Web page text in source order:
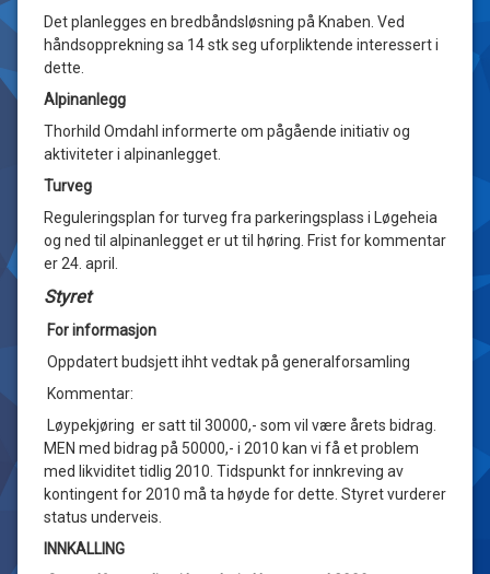
Det planlegges en bredbåndsløsning på Knaben. Ved
håndsopprekning sa 14 stk seg uforpliktende interessert i
dette.
Alpinanlegg
Thorhild Omdahl informerte om pågående initiativ og
aktiviteter i alpinanlegget.
Turveg
Reguleringsplan for turveg fra parkeringsplass i Løgeheia
og ned til alpinanlegget er ut til høring. Frist for kommentar
er 24. april.
Styret
For informasjon
Oppdatert budsjett ihht vedtak på generalforsamling
Kommentar:
Løypekjøring er satt til 30000,- som vil være årets bidrag.
MEN med bidrag på 50000,- i 2010 kan vi få et problem
med likviditet tidlig 2010. Tidspunkt for innkreving av
kontingent for 2010 må ta høyde for dette. Styret vurderer
status underveis.
INNKALLING